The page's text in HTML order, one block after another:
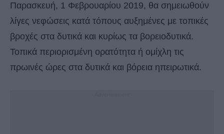
Παρασκευή, 1 Φεβρουαρίου 2019, θα σημειωθούν
λίγες νεφώσεις κατά τόπους αυξημένες με τοπικές
βροχές στα δυτικά και κυρίως τα βορειοδυτικά.
Τοπικά περιορισμένη ορατότητα ή ομίχλη τις
πρωινές ώρες στα δυτικά και βόρεια ηπειρωτικά.